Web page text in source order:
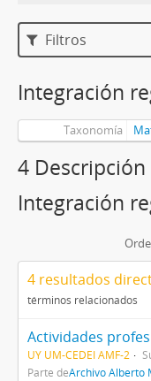
Filtros
Integración
Taxonomía
4
Integración
4 resultados
términos relacionados
Actividades
UY UM-CEDEI AMF-2
Parte deArchivo Alberto